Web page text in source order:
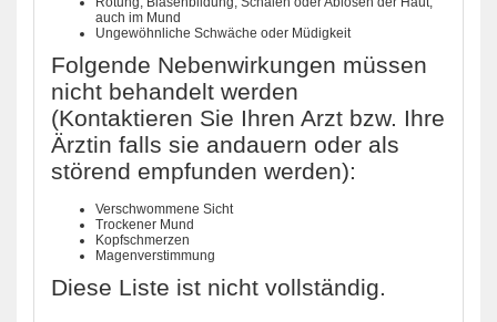
auch im Mund
Ungewöhnliche Schwäche oder Müdigkeit
Folgende Nebenwirkungen müssen
nicht behandelt werden
(Kontaktieren Sie Ihren Arzt bzw. Ihre
Ärztin falls sie andauern oder als
störend empfunden werden):
Verschwommene Sicht
Trockener Mund
Kopfschmerzen
Magenverstimmung
Diese Liste ist nicht vollständig.